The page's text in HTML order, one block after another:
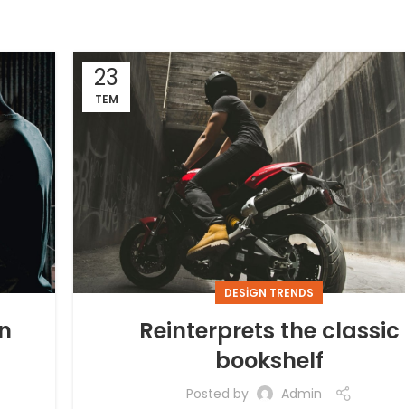
23
TEM
DESIGN TRENDS
Reinterprets the classic
bookshelf
Posted by
Admin